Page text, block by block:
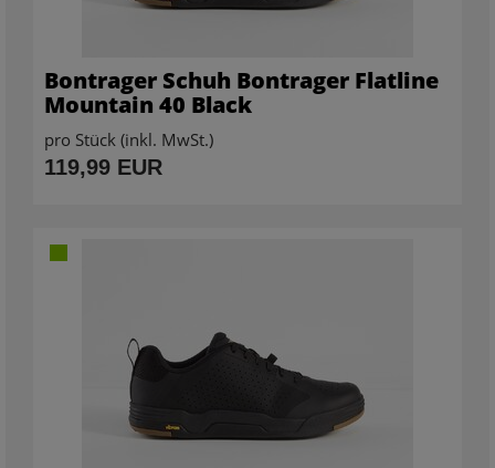
Bontrager Schuh Bontrager Flatline
Mountain 40 Black
pro Stück (inkl. MwSt.)
119,99 EUR